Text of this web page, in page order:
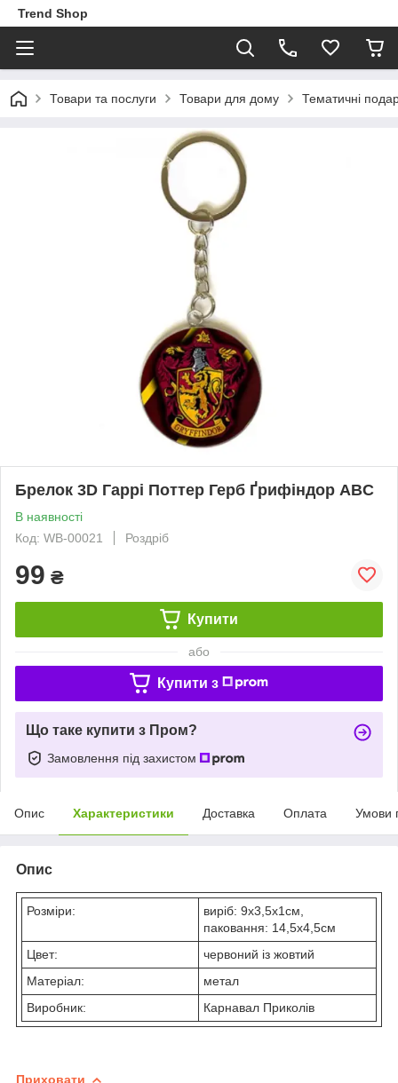
Trend Shop
Товари та послуги Товари для дому Тематичні
Брелок 3D Гаррі Поттер Герб Ґрифіндор ABC
В наявності
Код: WB-00021
Роздріб
99 ₴
Купити
або
Купити з
Що таке купити з Пром?
Замовлення під захистом
Опис Характеристики Доставка Оплата Умови
Опис
Розміри:
виріб: 9х3,5х1см,
паковання: 14,5х4,5см
Цвет:
червоний із жовтий
Матеріал:
метал
Виробник:
Карнавал Приколів
Приховати